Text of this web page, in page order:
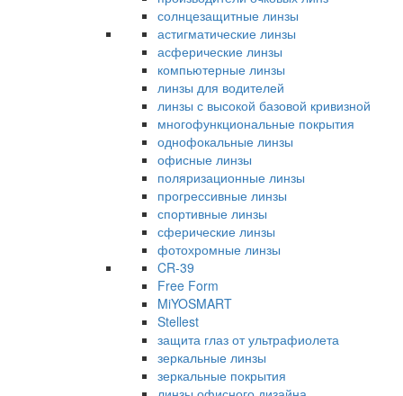
солнцезащитные линзы
астигматические линзы
асферические линзы
компьютерные линзы
линзы для водителей
линзы с высокой базовой кривизной
многофункциональные покрытия
однофокальные линзы
офисные линзы
поляризационные линзы
прогрессивные линзы
спортивные линзы
сферические линзы
фотохромные линзы
CR-39
Free Form
MiYOSMART
Stellest
защита глаз от ультрафиолета
зеркальные линзы
зеркальные покрытия